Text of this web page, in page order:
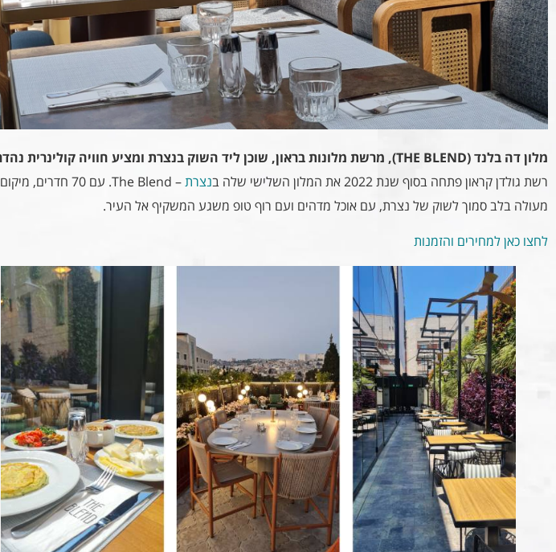
מלון דה בלנד (THE BLEND), מרשת מלונות בראון, שוכן ליד השוק בנצרת ומציע חוויה קולינרית נהדרת.
רשת גולדן קראון פתחה בסוף שנת 2022 את המלון השלישי שלה ב
נצרת
– The Blend. עם 70 חדרים, מיקום
מעולה בלב סמוך לשוק של נצרת, עם אוכל מדהים ועם רוף טופ משגע המשקיף אל העיר.
לחצו כאן למחירים והזמנות